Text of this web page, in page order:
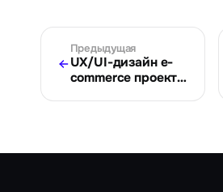
Предыдущая
UX/UI-дизайн e-
commerce проекта: